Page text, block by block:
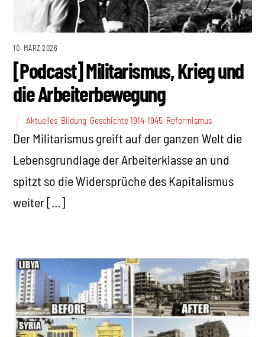
10. MÄRZ 2026
[Podcast] Militarismus, Krieg und
die Arbeiterbewegung
Aktuelles Bildung Geschichte 1914-1945 Reformismus
Der Militarismus greift auf der ganzen Welt die
Lebensgrundlage der Arbeiterklasse an und
spitzt so die Widersprüche des Kapitalismus
weiter […]